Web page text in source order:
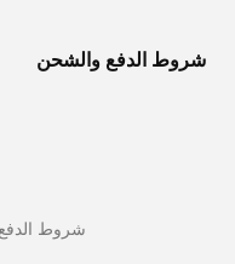
شروط الدفع والشحن
شروط